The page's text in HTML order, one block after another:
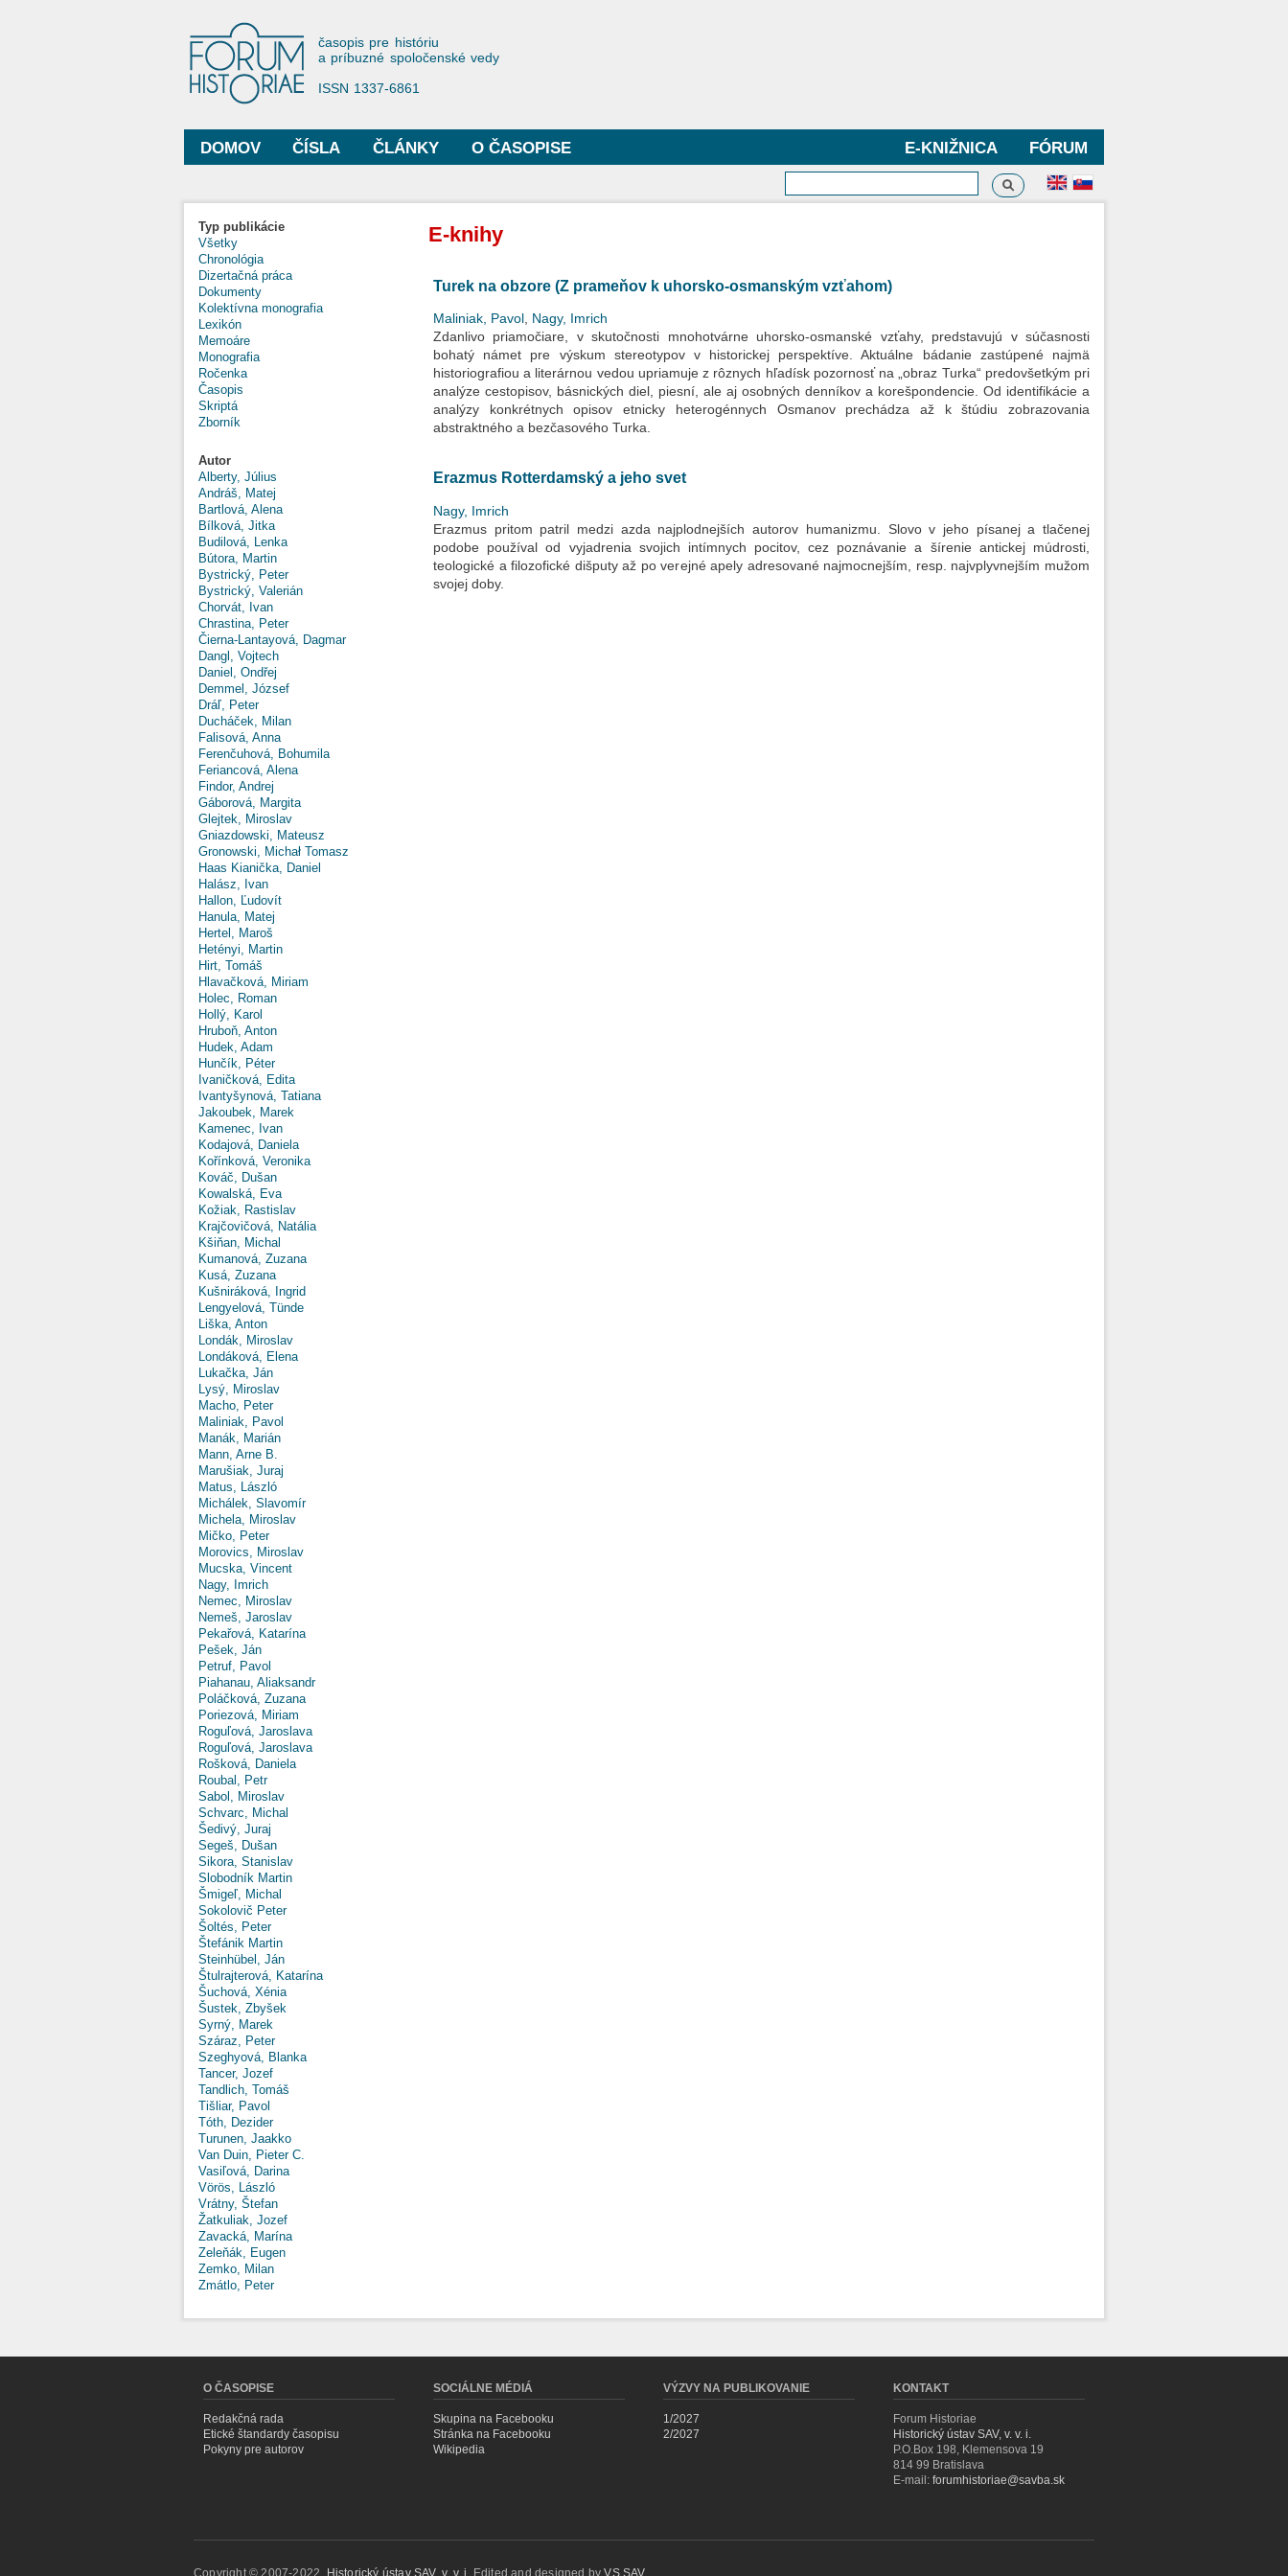
Forum Historiae
časopis pre históriu
a príbuzné spoločenské vedy
ISSN 1337-6861
Hlavné menu
DOMOV ČÍSLA ČLÁNKY FÓRUM
E-KNIŽNICA
O ČASOPISE
Vyhľadávanie
Vyhľadávanie
Typ publikácie
Všetky
Chronológia
Dizertačná práca
Dokumenty
Kolektívna monografia
Lexikón
Memoáre
Monografia
Ročenka
Časopis
Skriptá
Zborník
Autor
Alberty, Július
Andráš, Matej
Bartlová, Alena
Bílková, Jitka
Budilová, Lenka
Bútora, Martin
Bystrický, Peter
Bystrický, Valerián
Chorvát, Ivan
Chrastina, Peter
Čierna-Lantayová, Dagmar
Dangl, Vojtech
Daniel, Ondřej
Demmel, József
Dráľ, Peter
Ducháček, Milan
Falisová, Anna
Ferenčuhová, Bohumila
Feriancová, Alena
Findor, Andrej
Gáborová, Margita
Glejtek, Miroslav
Gniazdowski, Mateusz
Gronowski, Michał Tomasz
Haas Kianička, Daniel
Halász, Ivan
Hallon, Ľudovít
Hanula, Matej
Hertel, Maroš
Hetényi, Martin
Hirt, Tomáš
Hlavačková, Miriam
Holec, Roman
Hollý, Karol
Hruboň, Anton
Hudek, Adam
Hunčík, Péter
Ivaničková, Edita
Ivantyšynová, Tatiana
Jakoubek, Marek
Kamenec, Ivan
Kodajová, Daniela
Kořínková, Veronika
Kováč, Dušan
Kowalská, Eva
Kožiak, Rastislav
Krajčovičová, Natália
Kšiňan, Michal
Kumanová, Zuzana
Kusá, Zuzana
Kušniráková, Ingrid
Lengyelová, Tünde
Liška, Anton
Londák, Miroslav
Londáková, Elena
Lukačka, Ján
Lysý, Miroslav
Macho, Peter
Maliniak, Pavol
Manák, Marián
Mann, Arne B.
Marušiak, Juraj
Matus, László
Michálek, Slavomír
Michela, Miroslav
Mičko, Peter
Morovics, Miroslav
Mucska, Vincent
Nagy, Imrich
Nemec, Miroslav
Nemeš, Jaroslav
Pekařová, Katarína
Pešek, Ján
Petruf, Pavol
Piahanau, Aliaksandr
Poláčková, Zuzana
Poriezová, Miriam
Roguľová, Jaroslava
Roguľová, Jaroslava
Rošková, Daniela
Roubal, Petr
Sabol, Miroslav
Schvarc, Michal
Šedivý, Juraj
Segeš, Dušan
Sikora, Stanislav
Slobodník Martin
Šmigeľ, Michal
Sokolovič Peter
Šoltés, Peter
Štefánik Martin
Steinhübel, Ján
Štulrajterová, Katarína
Šuchová, Xénia
Šustek, Zbyšek
Syrný, Marek
Száraz, Peter
Szeghyová, Blanka
Tancer, Jozef
Tandlich, Tomáš
Tišliar, Pavol
Tóth, Dezider
Turunen, Jaakko
Van Duin, Pieter C.
Vasiľová, Darina
Vörös, László
Vrátny, Štefan
Žatkuliak, Jozef
Zavacká, Marína
Zeleňák, Eugen
Zemko, Milan
Zmátlo, Peter
E-knihy
Turek na obzore (Z prameňov k uhorsko-osmanským vzťahom)
Maliniak, Pavol Nagy, Imrich
Zdanlivo priamočiare, v skutočnosti mnohotvárne uhorsko-osmanské vzťahy, predstavujú v súčasnosti
bohatý námet pre výskum stereotypov v historickej perspektíve. Aktuálne bádanie zastúpené najmä
historiografiou a literárnou vedou upriamuje z rôznych hľadísk pozornosť na „obraz Turka“ predovšetkým pri
analýze cestopisov, básnických diel, piesní, ale aj osobných denníkov a korešpondencie. Od identifikácie a
analýzy konkrétnych opisov etnicky heterogénnych Osmanov prechádza až k štúdiu zobrazovania
abstraktného a bezčasového Turka.
Erazmus Rotterdamský a jeho svet
Nagy, Imrich
Erazmus pritom patril medzi azda najplodnejších autorov humanizmu. Slovo v jeho písanej a tlačenej
podobe používal od vyjadrenia svojich intímnych pocitov, cez poznávanie a šírenie antickej múdrosti,
teologické a filozofické dišputy až po verejné apely adresované najmocnejším, resp. najvplyvnejším mužom
svojej doby.
O ČASOPISE
Redakčná rada
Etické štandardy časopisu
Pokyny pre autorov
SOCIÁLNE MÉDIÁ
Skupina na Facebooku
Stránka na Facebooku
Wikipedia
VÝZVY NA PUBLIKOVANIE
1/2027
2/2027
KONTAKT
Forum Historiae
Historický ústav SAV, v. v. i.
P.O.Box 198, Klemensova 19
814 99 Bratislava
E-mail: forumhistoriae@savba.sk